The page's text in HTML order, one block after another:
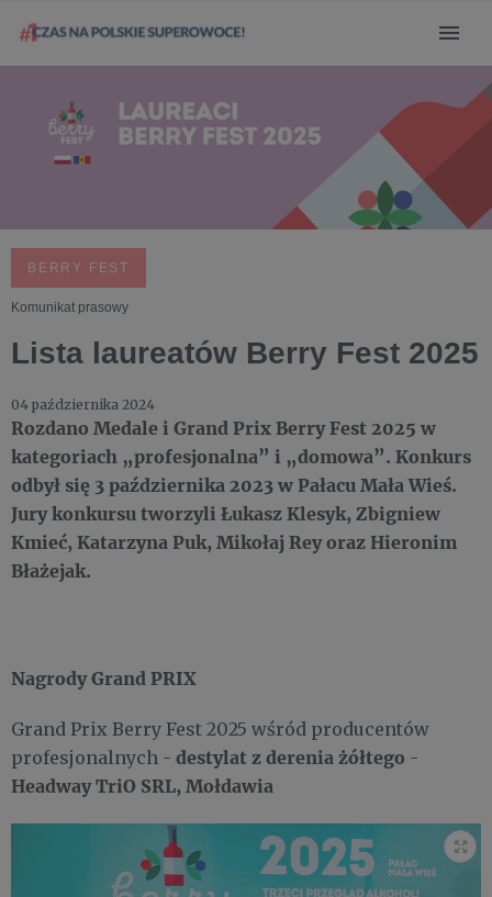
BERRY FEST
Komunikat prasowy
Lista laureatów Berry Fest 2025
04 października 2024
Rozdano Medale i Grand Prix Berry Fest 2025 w
kategoriach „profesjonalna” i „domowa”. Konkurs
odbył się 3 października 2023 w Pałacu Mała Wieś.
Jury konkursu tworzyli Łukasz Klesyk, Zbigniew
Kmieć, Katarzyna Puk, Mikołaj Rey oraz Hieronim
Błażejak.
Nagrody Grand PRIX
Grand Prix Berry Fest 2025 wśród producentów
profesjonalnych - destylat z derenia żółtego -
Headway TriO SRL, Mołdawia